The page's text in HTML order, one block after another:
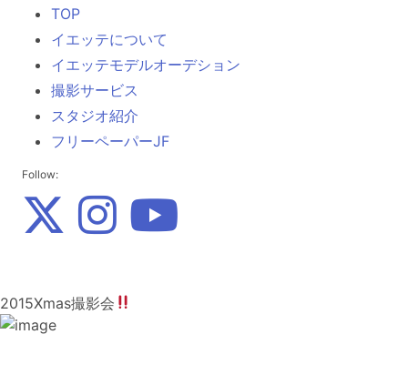
TOP
イエッテについて
イエッテモデルオーデション
撮影サービス
スタジオ紹介
フリーペーパーJF
Follow:
2015Xmas撮影会